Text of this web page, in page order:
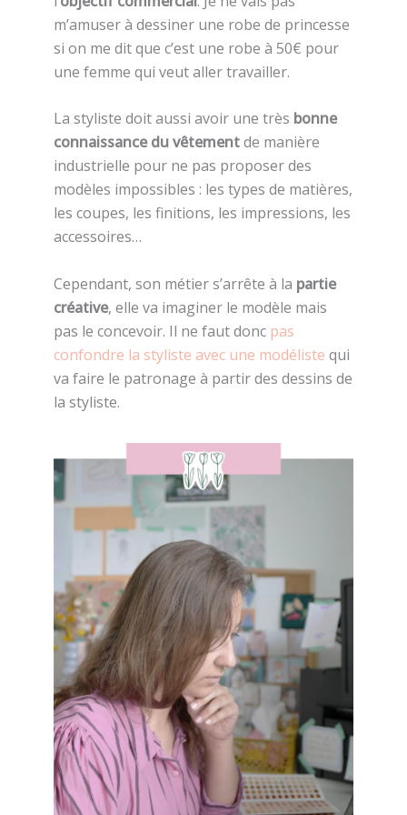
m’amuser à dessiner une robe de princesse
si on me dit que c’est une robe à 50€ pour
une femme qui veut aller travailler.
La styliste doit aussi avoir une très bonne
connaissance du vêtementde manière
industrielle pour ne pas proposer des
modèles impossibles : les types de matières,
les coupes, les finitions, les impressions, les
accessoires…
Cependant, son métier s’arrête à la partie
créative, elle va imaginer le modèle mais
pas le concevoir. Il ne faut doncpas
confondre la styliste avec une modéliste qui
va faire le patronage à partir des dessins de
la styliste.